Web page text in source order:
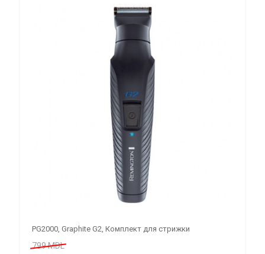
PG2000, Graphite G2, Комплект для стрижки
799 MDL